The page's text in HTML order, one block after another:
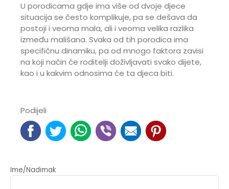
U porodicama gdje ima više od dvoje djece
situacija se često komplikuje, pa se dešava da
postoji i veoma mala, ali i veoma velika razlika
između mališana. Svaka od tih porodica ima
specifičnu dinamiku, pa od mnogo faktora zavisi
na koji način će roditelji doživljavati svako dijete,
kao i u kakvim odnosima će ta djeca biti.
Podijeli
Ime/Nadimak